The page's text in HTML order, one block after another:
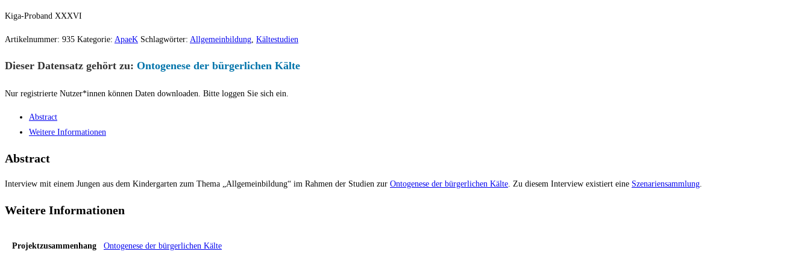
Kiga-Proband XXXVI
Artikelnummer: 935 Kategorie: ApaeK Schlagwörter: Allgemeinbildung, Kältestudien
Dieser Datensatz gehört zu: Ontogenese der bürgerlichen Kälte
Nur registrierte Nutzer*innen können Daten downloaden. Bitte loggen Sie sich ein.
Abstract
Weitere Informationen
Abstract
Interview mit einem Jungen aus dem Kindergarten zum Thema „Allgemeinbildung“ im Rahmen der Studien zur Ontogenese der bürgerlichen Kälte. Zu diesem Interview existiert eine Szenariensammlung.
Weitere Informationen
Projektzusammenhang Ontogenese der bürgerlichen Kälte